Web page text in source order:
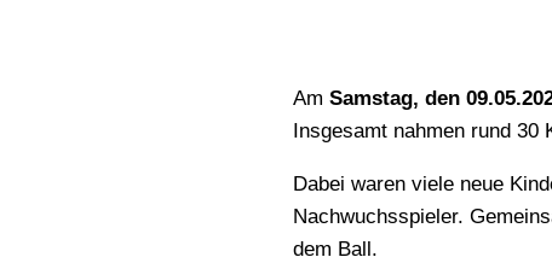
Am Samstag, den
Insgesamt nahmen rund 30
Dabei waren viele neue
Nachwuchsspieler.
dem Ball.